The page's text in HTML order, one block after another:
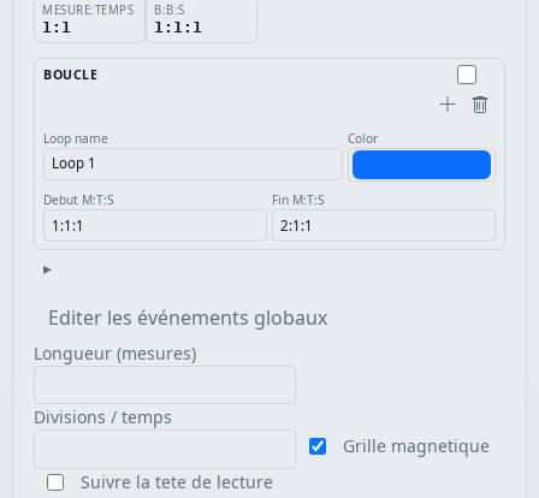
MESURE:TEMPS
1:1
B:B:S
1:1:1
BOUCLE
Loop name Color
Debut M:T:S Fin M:T:S
▸
Editer les événements globaux
Longueur (mesures)
Divisions / temps
Grille magnetique
Suivre la tete de lecture